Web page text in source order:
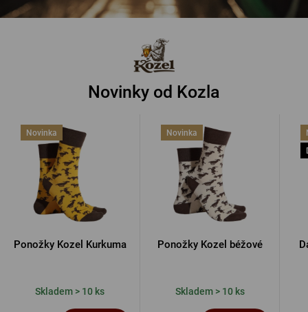
Novinky od Kozla
Novinka
Ponožky Kozel Kurkuma
Skladem > 10 ks
Novinka
Ponožky Kozel béžové
Skladem > 10 ks